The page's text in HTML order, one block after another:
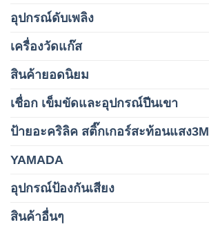
อุปกรณ์ดับเพลิง
เครื่องวัดแก๊ส
สินค้ายอดนิยม
เชื่อก เข็มขัดและอุปกรณ์ปีนเขา
ป้ายอะคริลิค สติ๊กเกอร์สะท้อนแสง3M
YAMADA
อุปกรณ์ป้องกันเสียง
สินค้าอื่นๆ